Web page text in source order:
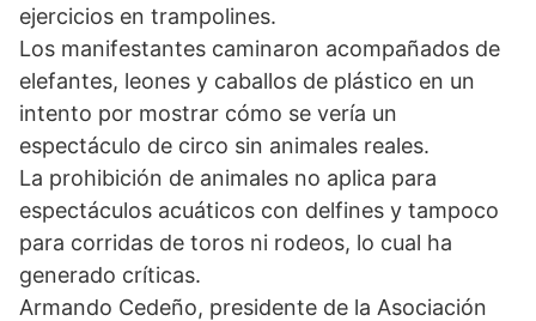
ejercicios en trampolines.
Los manifestantes caminaron acompañados de
elefantes, leones y caballos de plástico en un
intento por mostrar cómo se vería un
espectáculo de circo sin animales reales.
La prohibición de animales no aplica para
espectáculos acuáticos con delfines y tampoco
para corridas de toros ni rodeos, lo cual ha
generado críticas.
Armando Cedeño, presidente de la Asociación